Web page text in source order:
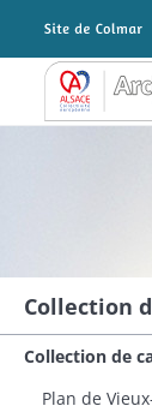
Archives
Collection
Collection de
Plan de